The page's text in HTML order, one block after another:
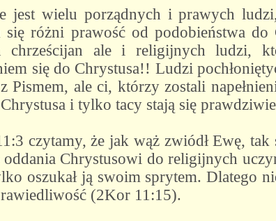
jest wielu porządnych i prawych
różni prawość od podobieństwa do
chrześcijan ale i religijnych ludzi,
się do Chrystusa!! Ludzi
ale ci, którzy zostali
i tylko tacy stają się
czytamy, że jak wąż zwiódł Ewę, tak
Chrystusowi do religijnych
oszukał ją swoim sprytem. Dlatego
(2Kor 11:15).